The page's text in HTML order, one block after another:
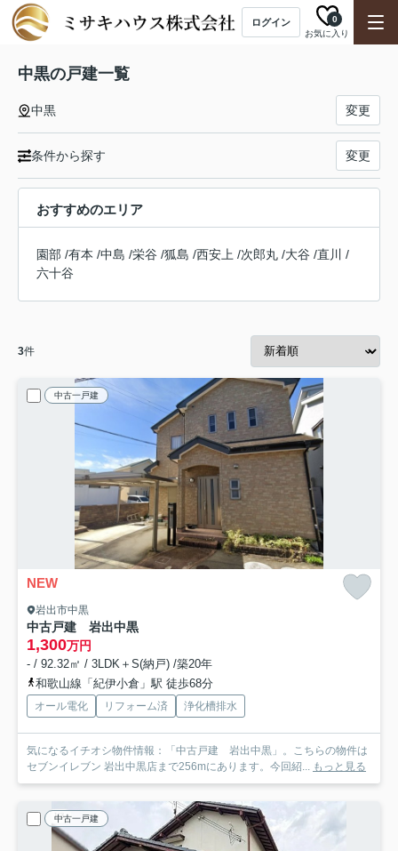
ログイン
お気に入り
0
中黒の戸建一覧
中黒 変更
条件から探す 変更
おすすめのエリア
園部 /有本 /中島 /栄谷 /狐島 /西安上 /次郎丸 /大谷 /直川
/
六十谷
3件
中古一戸建
NEW
岩出市中黒
中古戸建 岩出中黒
1,300万円
- / 92.32㎡ / 3LDK＋S(納戸) /築20年
和歌山線「紀伊小倉」駅 徒歩68分
オール電化 リフォーム済 浄化槽排水
気になるイチオシ物件情報：「中古戸建 岩出中黒」。こちらの物件は
セブンイレブン 岩出中黒店まで256mにあります。今回紹... もっと見る
中古一戸建